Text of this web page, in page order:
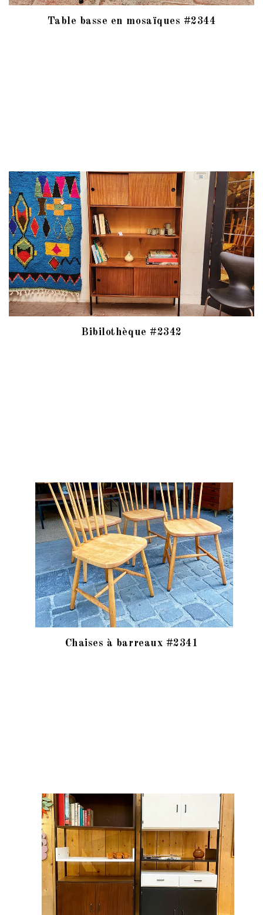
Table basse en mosaïques #2344
Bibilothèque #2342
Chaises à barreaux #2341